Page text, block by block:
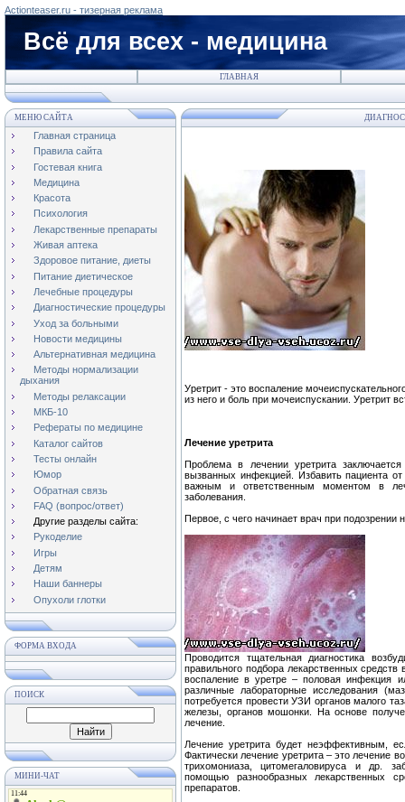
Actionteaser.ru - тизерная реклама
Всё для всех - медицина
ГЛАВНАЯ
МЕНЮ САЙТА
Главная страница
Правила сайта
Гостевая книга
Медицина
Красота
Психология
Лекарственные препараты
Живая аптека
Здоровое питание, диеты
Питание диетическое
Лечебные процедуры
Диагностические процедуры
Уход за больными
Новости медицины
Альтернативная медицина
Методы нормализации
дыхания
Методы релаксации
МКБ-10
Рефераты по медицине
Каталог сайтов
Тесты онлайн
Юмор
Обратная связь
FAQ (вопрос/ответ)
Другие разделы сайта:
Рукоделие
Игры
Детям
Наши баннеры
Опухоли глотки
ФОРМА ВХОДА
ПОИСК
МИНИ-ЧАТ
Уретрит - это воспаление
из него и боль при мочеиспускании. Уретрит
Лечение уретрита
Проблема в лечении уретрита
вызванных инфекцией. Избавить пациента
важным и ответственным моментом в
заболевания.
Первое, с чего начинает врач при подозрении
Проводится тщательная диагностика
правильного подбора лекарственных
воспаление в уретре – половая инфекция
различные лабораторные исследования
потребуется провести УЗИ органов малого
железы, органов мошонки. На основе
лечение.
Лечение уретрита будет неэффективным,
Фактически лечение уретрита – это лечение
трихомониаза, цитомегаловируса и др.
помощью разнообразных лекарственных
препаратов.